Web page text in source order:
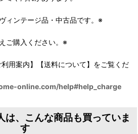
ィンテージ品・中古品です。※
ご購入ください。※
用案内】【送料について】をご覧くだ
online.com/help#help_charge
は、こんな商品も買っていま
す